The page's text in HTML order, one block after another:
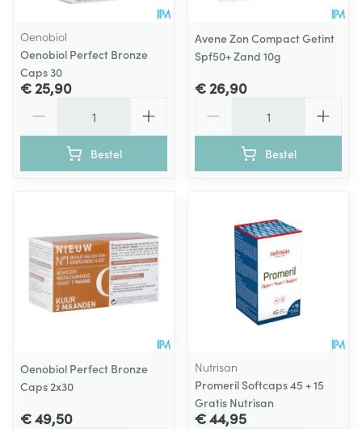
Oenobiol
Oenobiol Perfect Bronze
Caps 30
€ 25,90
Bestel
Avene Zon Compact Getint
Spf50+ Zand 10g
€ 26,90
Bestel
Oenobiol Perfect Bronze
Caps 2x30
€ 49,50
Nutrisan
Promeril Softcaps 45 + 15
Gratis Nutrisan
€ 44,95